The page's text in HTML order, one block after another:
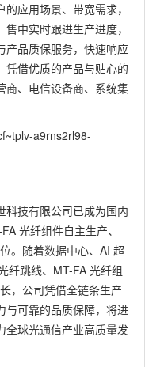
应用场景、带宽需求，
中实时跟进生产进度，
产品质保服务，快速响应
凭借优质的产品与贴心的
商、电信设备商、系统集
科技有限公司已成为国内
光纤组件自主生产、
。随着数据中心、AI 超
纤跳线、MT-FA 光纤组
，公司凭借全链条生产
与可靠的品质保障，将进
全球光通信产业高质量发